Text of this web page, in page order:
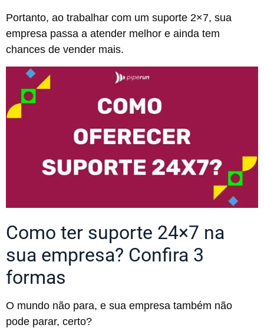
Portanto, ao trabalhar com um suporte 2×7, sua
empresa passa a atender melhor e ainda tem
chances de vender mais.
Como ter suporte 24×7 na
sua empresa? Confira 3
formas
O mundo não para, e sua empresa também não
pode parar, certo?